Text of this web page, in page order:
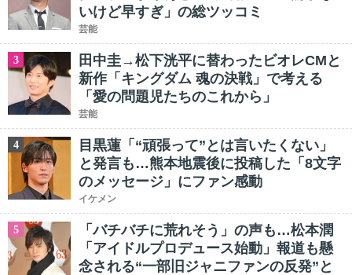
いけど早すぎ」の総ツッコミ
芸能
3
田中圭→松下洸平に替わったビオレCMと
新作「キングダム 魂の決戦」で考える
「愛の問題児たちのこれから」
芸能
4
目黒蓮「“頑張って”とは言いたくない」
と発言も…熊本地震後に投稿した「8文字
のメッセージ」にファン感動
イケメン
5
「バチバチに荒れそう」の声も…松本潤
「アイドルプロデュース始動」報道も懸
念される“一部旧ジャニファンの反発”と